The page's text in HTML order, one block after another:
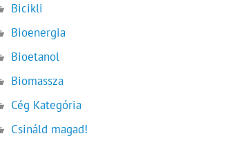
Bicikli
Bioenergia
Bioetanol
Biomassza
Cég Kategória
Csináld magad!